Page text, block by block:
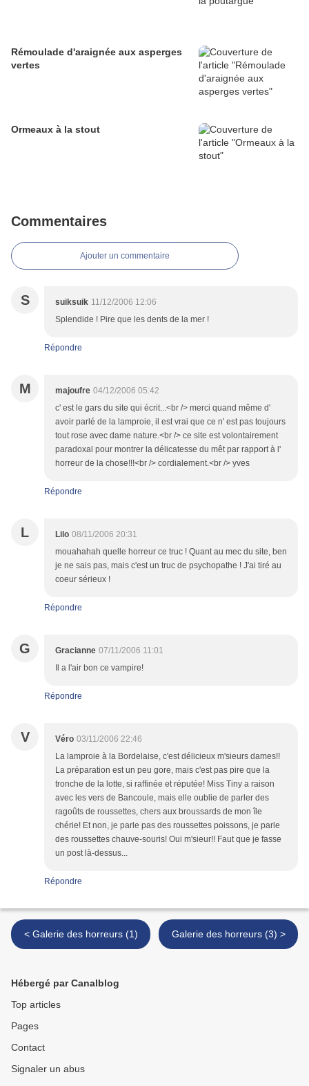
Rémoulade d'araignée aux asperges
vertes
Ormeaux à la stout
Commentaires
Ajouter un commentaire
S suiksuik 11/12/2006 12:06
Splendide ! Pire que les dents de la mer !
Répondre
M majoufre 04/12/2006 05:42
c' est le gars du site qui écrit...<br /> merci quand même d'
avoir parlé de la lamproie, il est vrai que ce n' est pas toujours
tout rose avec dame nature.<br /> ce site est volontairement
paradoxal pour montrer la délicatesse du mêt par rapport à l'
horreur de la chose!!!<br /> cordialement.<br /> yves
Répondre
L Lilo 08/11/2006 20:31
mouahahah quelle horreur ce truc ! Quant au mec du site, ben
je ne sais pas, mais c'est un truc de psychopathe ! J'ai tiré au
coeur sérieux !
Répondre
G Gracianne 07/11/2006 11:01
Il a l'air bon ce vampire!
Répondre
V Véro 03/11/2006 22:46
La lamproie à la Bordelaise, c'est délicieux m'sieurs dames!!
La préparation est un peu gore, mais c'est pas pire que la
tronche de la lotte, si raffinée et réputée! Miss Tiny a raison
avec les vers de Bancoule, mais elle oublie de parler des
ragoûts de roussettes, chers aux broussards de mon île
chérie! Et non, je parle pas des roussettes poissons, je parle
des roussettes chauve-souris! Oui m'sieur!! Faut que je fasse
un post là-dessus...
Répondre
< Galerie des horreurs (1) Galerie des horreurs (3) >
Hébergé par Canalblog
Top articles
Pages
Contact
Signaler un abus